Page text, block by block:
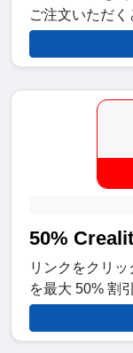
ご注文いただく
50%
リンクをクリ
を最大 50% 割